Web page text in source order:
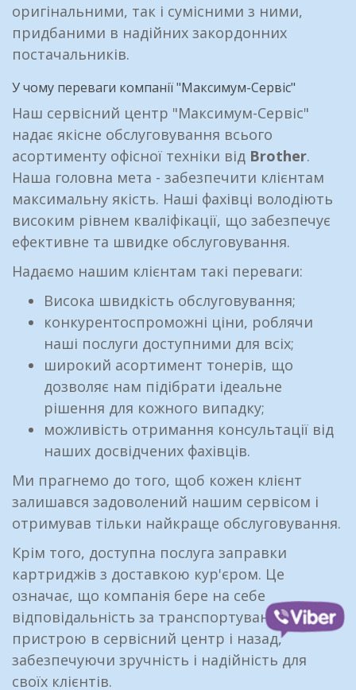
оригінальними, так і сумісними з ними,
придбаними в надійних закордонних
постачальників.
У чому переваги компанії "Максимум-Сервіс"
Наш сервісний центр "Максимум-Сервіс"
надає якісне обслуговування всього
асортименту офісної техніки від Brother.
Наша головна мета - забезпечити клієнтам
максимальну якість. Наші фахівці володіють
високим рівнем кваліфікації, що забезпечує
ефективне та швидке обслуговування.
Надаємо нашим клієнтам такі переваги:
Висока швидкість обслуговування;
конкурентоспроможні ціни, роблячи
наші послуги доступними для всіх;
широкий асортимент тонерів, що
дозволяє нам підібрати ідеальне
рішення для кожного випадку;
можливість отримання консультації від
наших досвідчених фахівців.
Ми прагнемо до того, щоб кожен клієнт
залишався задоволений нашим сервісом і
отримував тільки найкраще обслуговування.
Крім того, доступна послуга заправки
картриджів з доставкою кур'єром. Це
означає, що компанія бере на себе
відповідальність за транспортування
пристрою в сервісний центр і назад,
забезпечуючи зручність і надійність для
своїх клієнтів.